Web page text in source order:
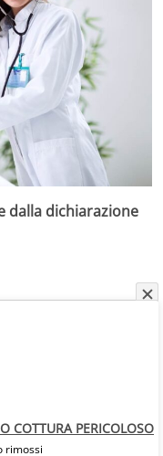
dalla dichiarazione
COTTURA PERICOLOSO
rimossi